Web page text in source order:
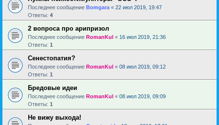
Последнее сообщение Bomgara « 22 июл 2019, 19:47
Ответы: 4
2 вопроса про арипризол
Последнее сообщение RomanKul « 16 июл 2019, 21:36
Ответы: 1
Сенестопатия?
Последнее сообщение RomanKul « 08 июл 2019, 09:12
Ответы: 1
Бредовые идеи
Последнее сообщение RomanKul « 08 июл 2019, 09:09
Ответы: 1
Не вижу выхода!